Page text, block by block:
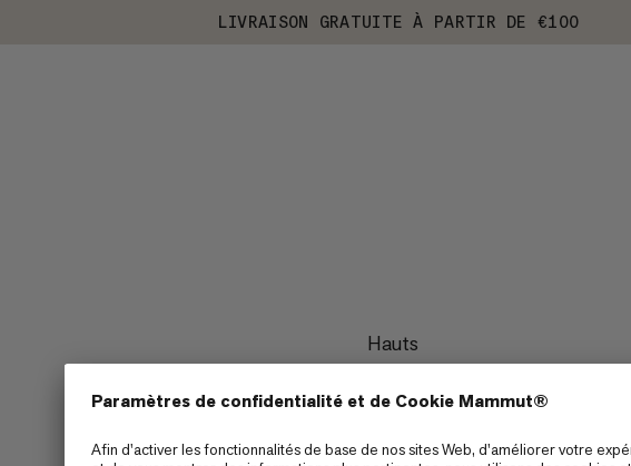
LIVRAISON GRATUITE À PARTIR DE €100
Hauts